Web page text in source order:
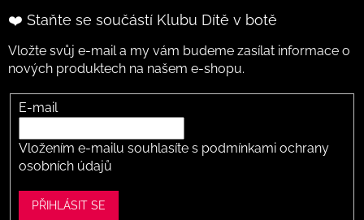
❤️ Staňte se součástí Klubu Dítě v botě
Vložte svůj e-mail a my vám budeme zasílat informace o
nových produktech na našem e-shopu.
E-mail
Vložením e-mailu souhlasíte s podmínkami ochrany
osobních údajů
PŘIHLÁSIT SE